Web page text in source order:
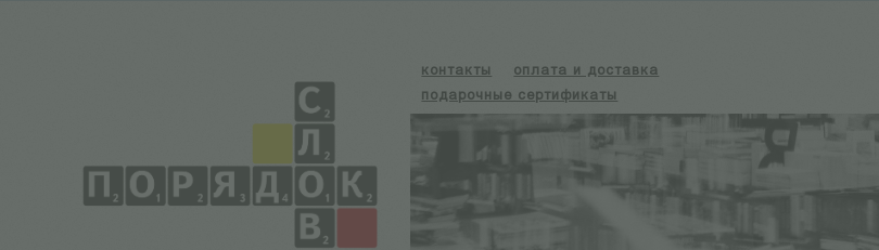
контакты
оплата и доставка
подарочные сертификаты